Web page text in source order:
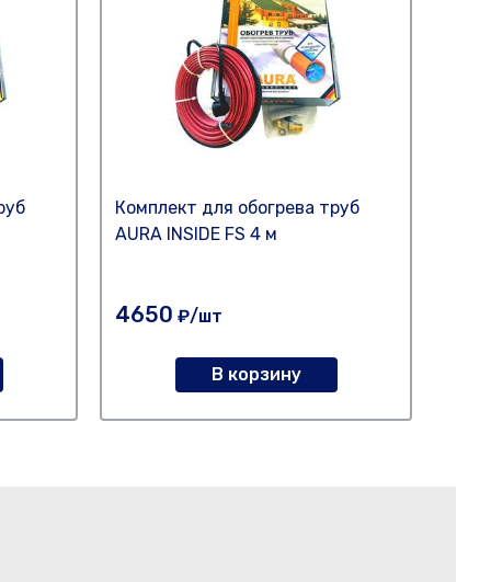
Комплект для обогрева труб
AURA INSIDE FS 4 м
4650 ₽/шт
В корзину